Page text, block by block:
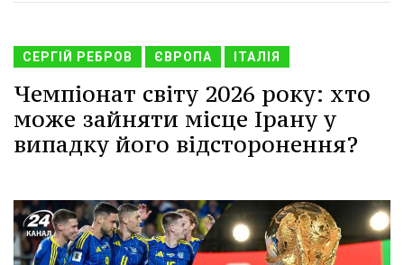
СЕРГІЙ РЕБРОВ ЄВРОПА ІТАЛІЯ
Чемпіонат світу 2026 року: хто
може зайняти місце Ірану у
випадку його відсторонення?